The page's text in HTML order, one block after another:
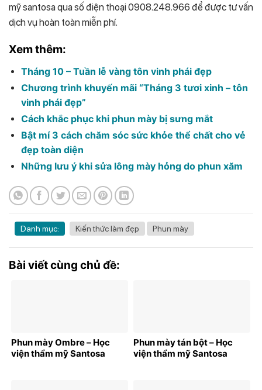
mỹ santosa qua số điện thoại 0908.248.966 để được tư vấn
dịch vụ hoàn toàn miễn phí.
Xem thêm:
Tháng 10 – Tuần lễ vàng tôn vinh phái đẹp
Chương trình khuyến mãi “Tháng 3 tươi xinh – tôn
vinh phái đẹp”
Cách khắc phục khi phun mày bị sưng mắt
Bật mí 3 cách chăm sóc sức khỏe thể chất cho vẻ
đẹp toàn diện
Những lưu ý khi sửa lông mày hỏng do phun xăm
Danh mục: Kiến thức làm đẹp Phun mày
Bài viết cùng chủ đề:
Phun mày Ombre – Học
viện thẩm mỹ Santosa
Phun mày tán bột – Học
viện thẩm mỹ Santosa